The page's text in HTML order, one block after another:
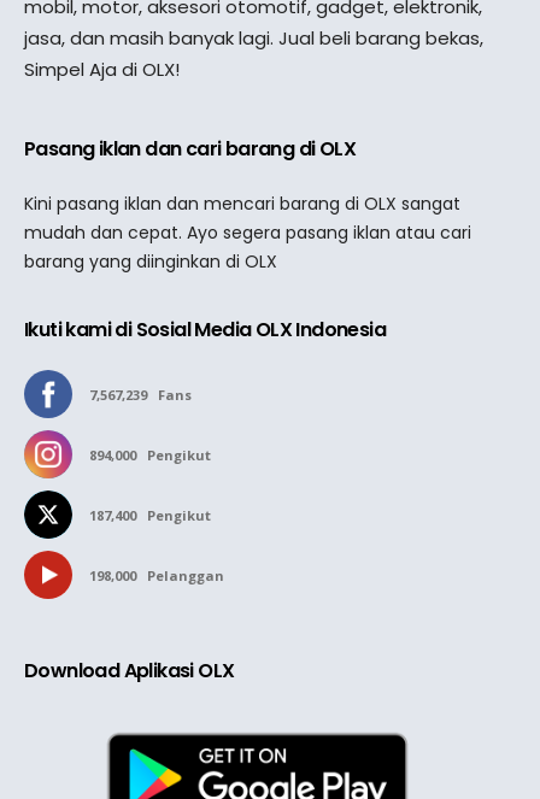
mobil, motor, aksesori otomotif, gadget, elektronik,
jasa, dan masih banyak lagi. Jual beli barang bekas,
Simpel Aja di OLX!
Pasang iklan dan cari barang di OLX
Kini pasang iklan dan mencari barang di OLX sangat
mudah dan cepat. Ayo segera pasang iklan atau cari
barang yang diinginkan di OLX
Ikuti kami di Sosial Media OLX Indonesia
7,567,239 Fans
894,000 Pengikut
187,400 Pengikut
198,000 Pelanggan
Download Aplikasi OLX